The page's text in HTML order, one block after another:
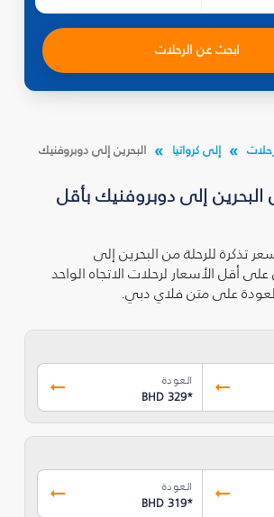
ابحث عن الرحلات
إلى كرواتيا البحرين إلى دوبروفنيك
البحرين إلى دوبروفنيك بأقل
تذكرة للرحلة من البحرين إلى
أقل الأسعار لرحلات الاتجاه الواحد
على متن فلاي دبي.
العودة
BHD 329*
العودة
BHD 319*